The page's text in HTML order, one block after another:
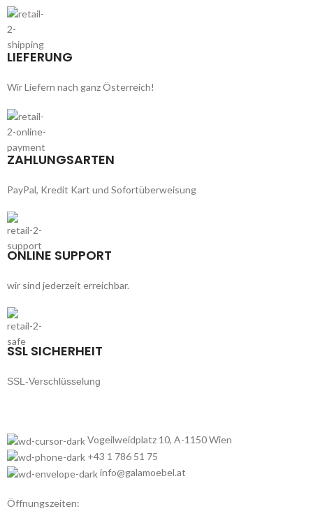
LIEFERUNG
Wir Liefern nach ganz Österreich!
ZAHLUNGSARTEN
PayPal, Kredit Kart und Sofortüberweisung
ONLINE SUPPORT
wir sind jederzeit erreichbar.
SSL SICHERHEIT
SSL-Verschlüsselung
Vogeilweidplatz 10, A-1150 Wien
+43 1 786 51 75
info@galamoebel.at
Öffnungszeiten: